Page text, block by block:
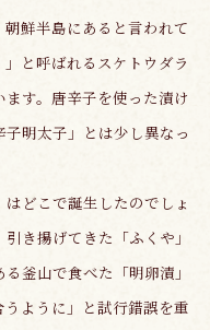
鮮半島にあると言われて
と呼ばれるスケトウダラ
す。唐辛子を使った漬け
明太子」とは少し異なっ
どこで誕生したのでしょ
き揚げてきた「ふくや」
釜山で食べた「明卵漬」
ように」と試行錯誤を重